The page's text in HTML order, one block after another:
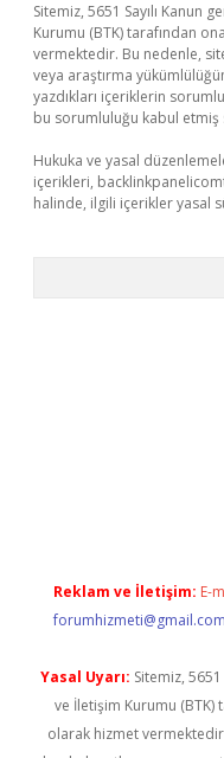
Sitemiz, 5651 Sayılı Kanun
Kurumu (BTK) tarafından
vermektedir. Bu nedenle,
veya araştırma
yazdıkları içeriklerin
bu sorumluluğu kabul etmiş
Hukuka ve yasal
içerikleri,
halinde, ilgili içerikler yasal
Reklam ve İletişim: E-
forumhizmeti@gmail.com
Yasal Uyarı: Sitemiz,
ve İletişim Kurumu (BTK)
olarak hizmet